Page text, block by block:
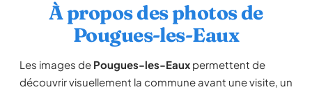
À propos des photos de
Pougues-les-Eaux
Les images de Pougues-les-Eaux permettent de
découvrir visuellement la commune avant une visite, un